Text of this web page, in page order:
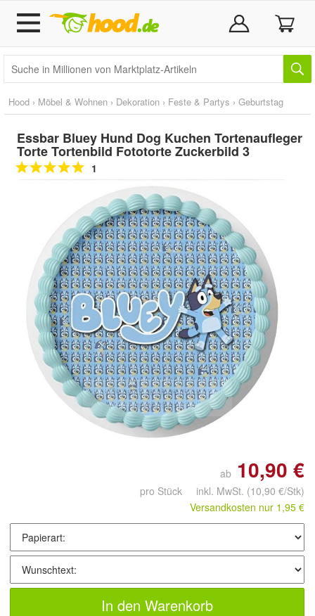
Hood › Möbel & Wohnen › Dekoration › Feste & Partys › Geburtstag
Essbar Bluey Hund Dog Kuchen Tortenaufleger
Torte Tortenbild Fototorte Zuckerbild 3
1
Doppelt antippen zum
vergrößern
ab 10,90 €
pro Stück inkl. MwSt. (10,90 €/Stk)
Versandkosten nur 1,95 €
In den Warenkorb